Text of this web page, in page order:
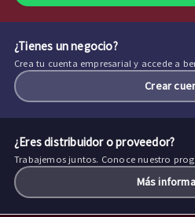
¿Tienes un negocio?
Crea tu cuenta empresarial y accede a
Crear
¿Eres distribuidor o proveedor?
Trabajemos juntos. Conoce nuestro
Más